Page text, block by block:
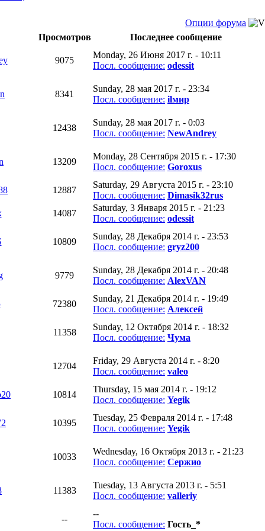
Опции форума
Просмотров
Последнее сообщение
9075
Monday, 26 Июня 2017 г. - 10:11
Посл. сообщение: odessit
8341
Sunday, 28 мая 2017 г. - 23:34
Посл. сообщение: ilмир
12438
Sunday, 28 мая 2017 г. - 0:03
Посл. сообщение: NewAndrey
13209
Monday, 28 Сентября 2015 г. - 17:30
Посл. сообщение: Goroxus
12887
Saturday, 29 Августа 2015 г. - 23:10
Посл. сообщение: Dimasik32rus
14087
Saturday, 3 Января 2015 г. - 21:23
Посл. сообщение: odessit
10809
Sunday, 28 Декабря 2014 г. - 23:53
Посл. сообщение: gryz200
9779
Sunday, 28 Декабря 2014 г. - 20:48
Посл. сообщение: AlexVAN
72380
Sunday, 21 Декабря 2014 г. - 19:49
Посл. сообщение: Алексей
11358
Sunday, 12 Октября 2014 г. - 18:32
Посл. сообщение: Чума
12704
Friday, 29 Августа 2014 г. - 8:20
Посл. сообщение: valeo
10814
Thursday, 15 мая 2014 г. - 19:12
Посл. сообщение: Yegik
10395
Tuesday, 25 Февраля 2014 г. - 17:48
Посл. сообщение: Yegik
10033
Wednesday, 16 Октября 2013 г. - 21:23
Посл. сообщение: Сержио
11383
Tuesday, 13 Августа 2013 г. - 5:51
Посл. сообщение: valleriy
--
--
Посл. сообщение: Гость_*